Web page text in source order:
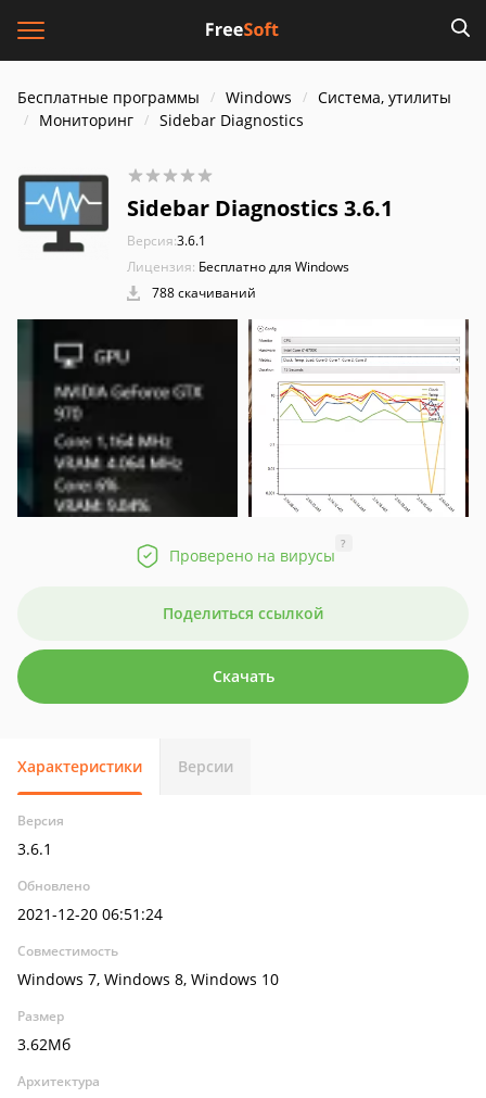
Бесплатные программы Windows
Система, утилиты
Мониторинг
Sidebar Diagnostics
Sidebar Diagnostics 3.6.1
Версия:3.6.1
Лицензия: Бесплатно для Windows
788 скачиваний
Проверено на вирусы
?
Поделиться ссылкой
Скачать
Характеристики Версии
Версия
3.6.1
Обновлено
2021-12-20 06:51:24
Совместимость
Windows 7, Windows 8, Windows 10
Размер
3.62Мб
Архитектура